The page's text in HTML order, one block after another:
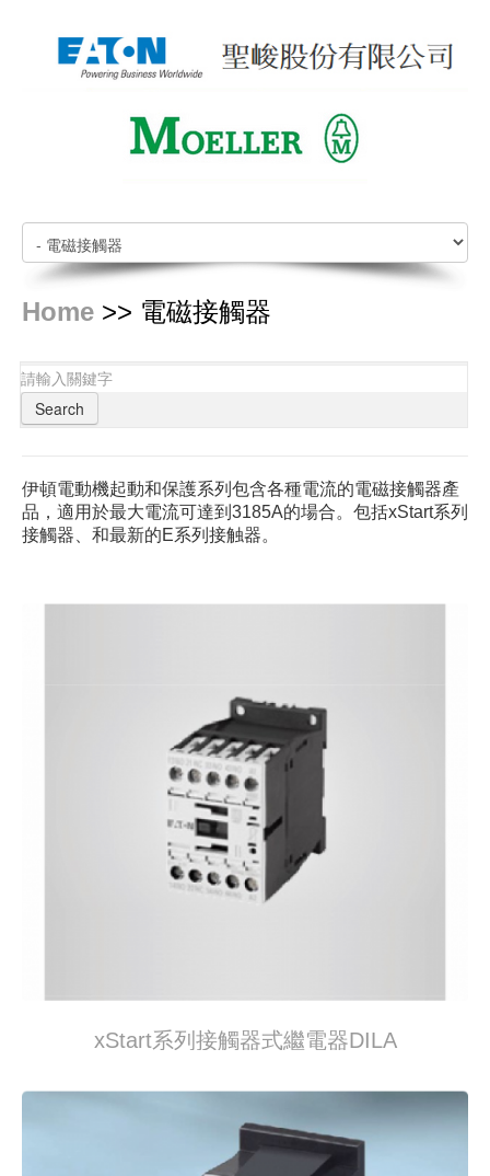
Home >> 電磁接觸器
Search
伊頓電動機起動和保護系列包含各種電流的電磁接觸器產
品，適用於最大電流可達到3185A的場合。包括xStart系列
接觸器、和最新的E系列接触器。
xStart系列接觸器式繼電器DILA